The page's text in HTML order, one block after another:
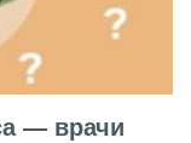
— врачи